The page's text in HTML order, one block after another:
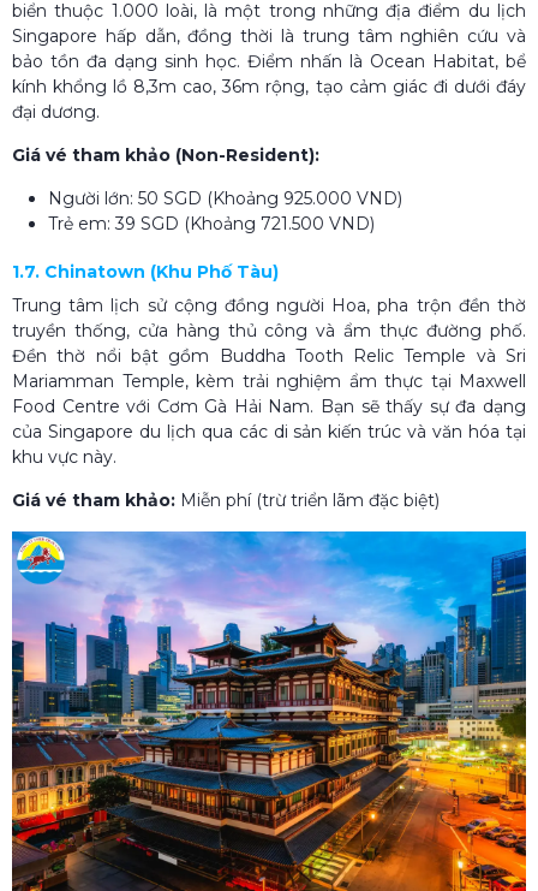
biển thuộc 1.000 loài, là một trong những địa điểm du lịch
Singapore hấp dẫn, đồng thời là trung tâm nghiên cứu và
bảo tồn đa dạng sinh học. Điểm nhấn là Ocean Habitat, bể
kính khổng lồ 8,3m cao, 36m rộng, tạo cảm giác đi dưới đáy
đại dương.
Giá vé tham khảo (Non-Resident):
Người lớn: 50 SGD (Khoảng 925.000 VND)
Trẻ em: 39 SGD (Khoảng 721.500 VND)
1.7. Chinatown (Khu Phố Tàu)
Trung tâm lịch sử cộng đồng người Hoa, pha trộn đền thờ
truyền thống, cửa hàng thủ công và ẩm thực đường phố.
Đền thờ nổi bật gồm Buddha Tooth Relic Temple và Sri
Mariamman Temple, kèm trải nghiệm ẩm thực tại Maxwell
Food Centre với Cơm Gà Hải Nam. Bạn sẽ thấy sự đa dạng
của Singapore du lịch qua các di sản kiến trúc và văn hóa tại
khu vực này.
Giá vé tham khảo: Miễn phí (trừ triển lãm đặc biệt)